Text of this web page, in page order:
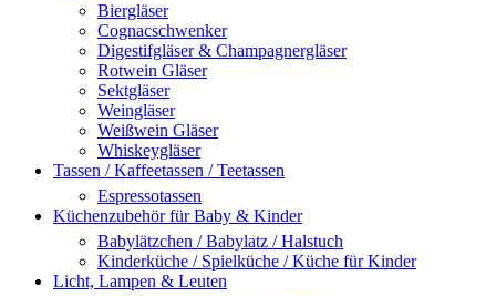
Biergläser
Cognacschwenker
Digestifgläser & Champagnergläser
Rotwein Gläser
Sektgläser
Weingläser
Weißwein Gläser
Whiskeygläser
Tassen / Kaffeetassen / Teetassen
Espressotassen
Küchenzubehör für Baby & Kinder
Babylätzchen / Babylatz / Halstuch
Kinderküche / Spielküche / Küche für Kinder
Licht, Lampen & Leuten